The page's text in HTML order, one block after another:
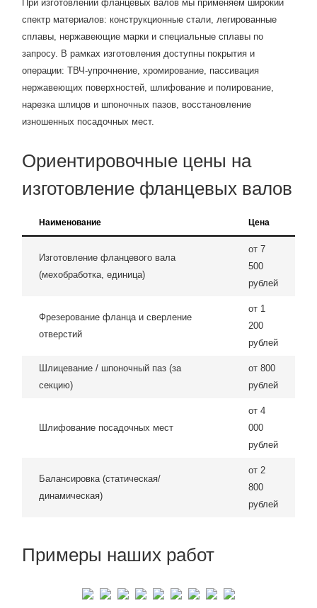
При изготовлении фланцевых валов мы применяем широкий
спектр материалов: конструкционные стали, легированные
сплавы, нержавеющие марки и специальные сплавы по
запросу. В рамках изготовления доступны покрытия и
операции: ТВЧ-упрочнение, хромирование, пассивация
нержавеющих поверхностей, шлифование и полирование,
нарезка шлицов и шпоночных пазов, восстановление
изношенных посадочных мест.
Ориентировочные цены на
изготовление фланцевых валов
Наименование Цена
Изготовление фланцевого вала
(мехобработка, единица)
от 7
500
рублей
Фрезерование фланца и сверление
отверстий
от 1
200
рублей
Шлицевание / шпоночный паз (за
секцию)
от 800
рублей
Шлифование посадочных мест
от 4
000
рублей
Балансировка (статическая/
динамическая)
от 2
800
рублей
Примеры наших работ